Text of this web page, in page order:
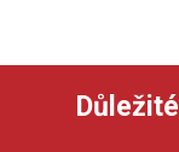
Důležité